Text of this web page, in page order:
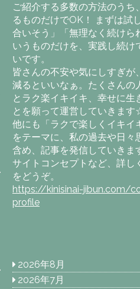
ご紹介する多数の方法のうち
るものだけでOK！ まずは試
合いそう」「無理なく続けら
いうものだけを、実践し続け
いです。
皆さんの不安や気にしすぎが
減るといいなぁ。たくさんの
とラク楽イキイキ、幸せに生
とを願って運営していきま
他にも「ラクで楽しくイキイ
をテーマに、私の過去や日々
含め、記事を発信していきま
サイトコンセプトなど、詳し
をどうぞ。
https://kinisinai-jibun.com/
profile
2026年8月
2026年7月